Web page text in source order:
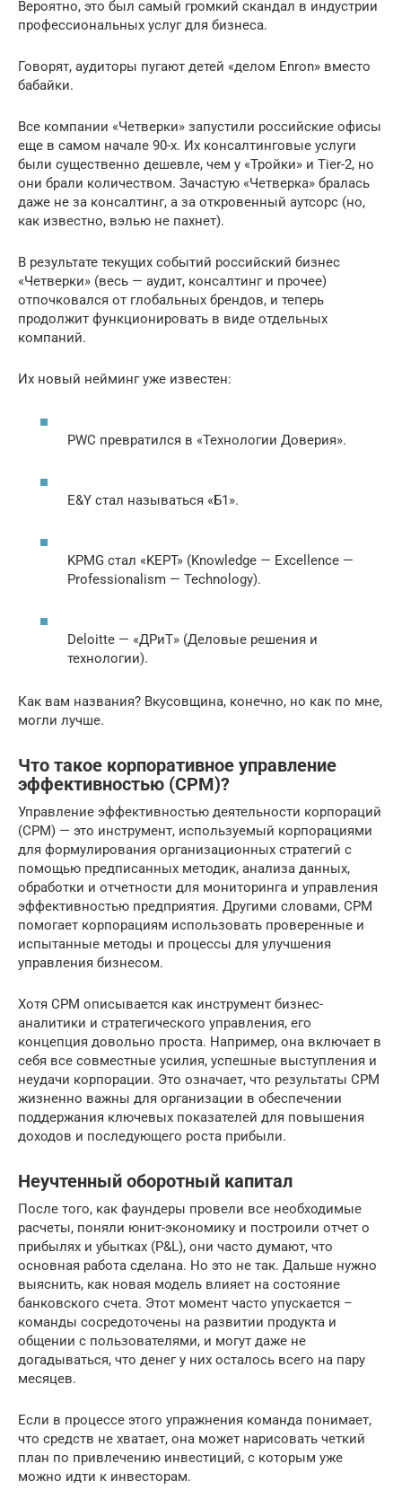
Вероятно, это был самый громкий скандал в индустрии
профессиональных услуг для бизнеса.
Говорят, аудиторы пугают детей «делом Enron» вместо
бабайки.
Все компании «Четверки» запустили российские офисы
еще в самом начале 90-х. Их консалтинговые услуги
были существенно дешевле, чем у «Тройки» и Tier-2, но
они брали количеством. Зачастую «Четверка» бралась
даже не за консалтинг, а за откровенный аутсорс (но,
как известно, вэлью не пахнет).
В результате текущих событий российский бизнес
«Четверки» (весь — аудит, консалтинг и прочее)
отпочковался от глобальных брендов, и теперь
продолжит функционировать в виде отдельных
компаний.
Их новый нейминг уже известен:
PWC превратился в «Технологии Доверия».
E&Y стал называться «Б1».
KPMG стал «KEPT» (Knowledge — Excellence —
Professionalism — Technology).
Deloitte — «ДРиТ» (Деловые решения и
технологии).
Как вам названия? Вкусовщина, конечно, но как по мне,
могли лучше.
Что такое корпоративное управление
эффективностью (CPM)?
Управление эффективностью деятельности корпораций
(CPM) — это инструмент, используемый корпорациями
для формулирования организационных стратегий с
помощью предписанных методик, анализа данных,
обработки и отчетности для мониторинга и управления
эффективностью предприятия. Другими словами, CPM
помогает корпорациям использовать проверенные и
испытанные методы и процессы для улучшения
управления бизнесом.
Хотя CPM описывается как инструмент бизнес-
аналитики и стратегического управления, его
концепция довольно проста. Например, она включает в
себя все совместные усилия, успешные выступления и
неудачи корпорации. Это означает, что результаты CPM
жизненно важны для организации в обеспечении
поддержания ключевых показателей для повышения
доходов и последующего роста прибыли.
Неучтенный оборотный капитал
После того, как фаундеры провели все необходимые
расчеты, поняли юнит-экономику и построили отчет о
прибылях и убытках (P&L), они часто думают, что
основная работа сделана. Но это не так. Дальше нужно
выяснить, как новая модель влияет на состояние
банковского счета. Этот момент часто упускается –
команды сосредоточены на развитии продукта и
общении с пользователями, и могут даже не
догадываться, что денег у них осталось всего на пару
месяцев.
Если в процессе этого упражнения команда понимает,
что средств не хватает, она может нарисовать четкий
план по привлечению инвестиций, с которым уже
можно идти к инвесторам.